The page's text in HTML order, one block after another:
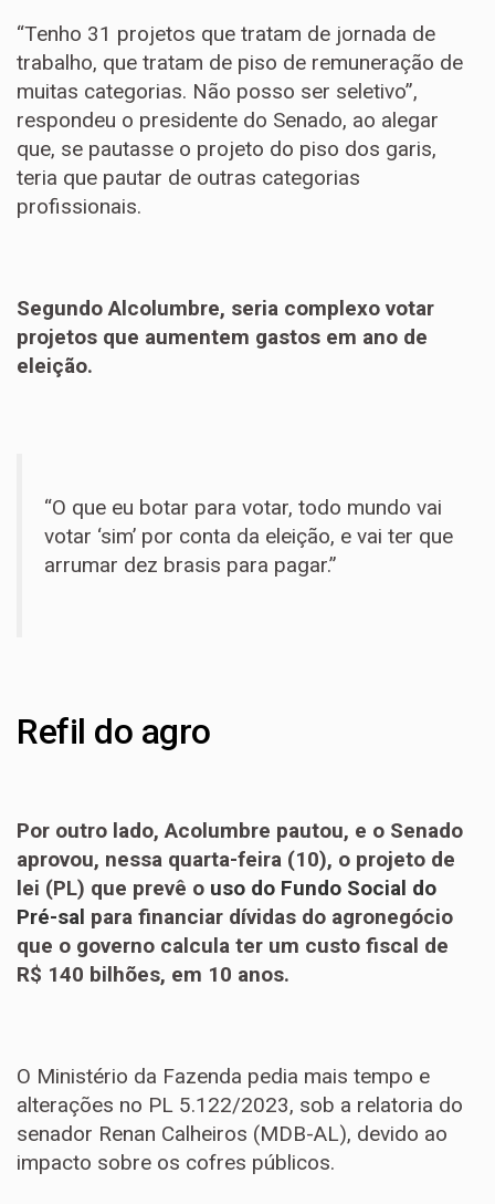
“Tenho 31 projetos que tratam de jornada de
trabalho, que tratam de piso de remuneração de
muitas categorias. Não posso ser seletivo”,
respondeu o presidente do Senado, ao alegar
que, se pautasse o projeto do piso dos garis,
teria que pautar de outras categorias
profissionais.
Segundo Alcolumbre, seria complexo votar
projetos que aumentem gastos em ano de
eleição.
“O que eu botar para votar, todo mundo vai
votar ‘sim’ por conta da eleição, e vai ter que
arrumar dez brasis para pagar.”
Refil do agro
Por outro lado, Acolumbre pautou, e o Senado
aprovou, nessa quarta-feira (10), o projeto de
lei (PL) que prevê o uso do Fundo Social do
Pré-sal para financiar dívidas do agronegócio
que o governo calcula ter um custo fiscal de
R$ 140 bilhões, em 10 anos.
O Ministério da Fazenda pedia mais tempo e
alterações no PL 5.122/2023, sob a relatoria do
senador Renan Calheiros (MDB-AL), devido ao
impacto sobre os cofres públicos.